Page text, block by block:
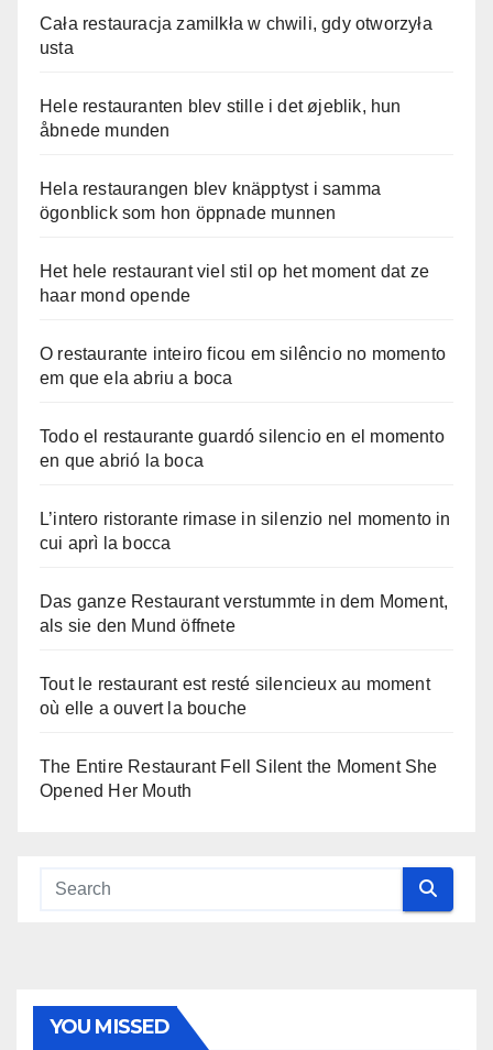
Cała restauracja zamilkła w chwili, gdy otworzyła
usta
Hele restauranten blev stille i det øjeblik, hun
åbnede munden
Hela restaurangen blev knäpptyst i samma
ögonblick som hon öppnade munnen
Het hele restaurant viel stil op het moment dat ze
haar mond opende
O restaurante inteiro ficou em silêncio no momento
em que ela abriu a boca
Todo el restaurante guardó silencio en el momento
en que abrió la boca
L’intero ristorante rimase in silenzio nel momento in
cui aprì la bocca
Das ganze Restaurant verstummte in dem Moment,
als sie den Mund öffnete
Tout le restaurant est resté silencieux au moment
où elle a ouvert la bouche
The Entire Restaurant Fell Silent the Moment She
Opened Her Mouth
YOU MISSED